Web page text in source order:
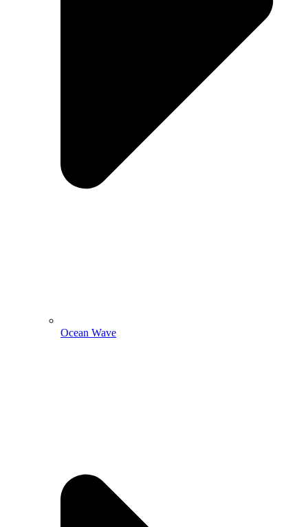
Ocean Wave